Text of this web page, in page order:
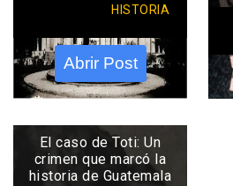
HISTORIA
Abrir Post
El caso de Toti: Un
crimen que marcó la
historia de Guatemala